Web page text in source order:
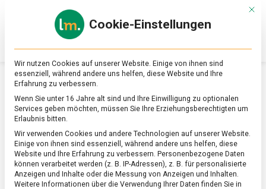
Online-
Magazin
zu
&
Ernährung
SCHLAGWORT:OOLONG TEE
Mit
Cookie-Einstellungen
Wir nutzen Cookies auf unserer Website. Einige von ihnen sind
essenziell, während andere uns helfen, diese Website und Ihre
Erfahrung zu verbessern.
Wenn Sie unter 16 Jahre alt sind und Ihre Einwilligung zu optionalen
Services geben möchten, müssen Sie Ihre Erziehungsberechtigten um
Erlaubnis bitten.
Wir verwenden Cookies und andere Technologien auf unserer Website.
Einige von ihnen sind essenziell, während andere uns helfen, diese
Website und Ihre Erfahrung zu verbessern. Personenbezogene Daten
können verarbeitet werden (z. B. IP-Adressen), z. B. für personalisierte
Anzeigen und Inhalte oder die Messung von Anzeigen und Inhalten.
Weitere Informationen über die Verwendung Ihrer Daten finden Sie in